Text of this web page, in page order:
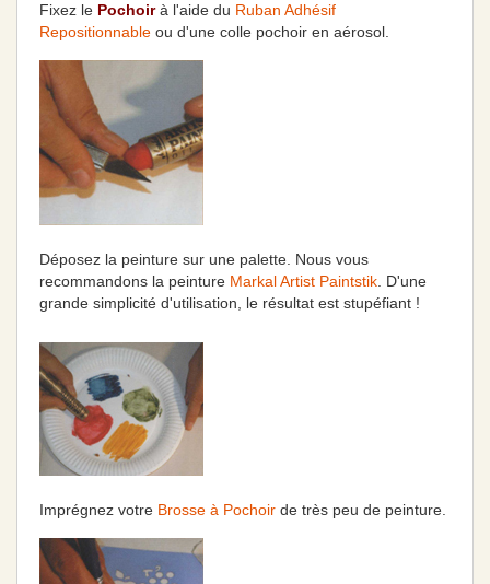
Fixez le Pochoirà l'aide du Ruban Adhésif
Repositionnable ou d'une colle pochoir en aérosol.
Déposez la peinture sur une palette. Nous vous
recommandons la peinture Markal Artist Paintstik . D'une
grande simplicité d'utilisation, le résultat est stupéfiant !
Imprégnez votre Brosse à Pochoir de très peu de peinture.